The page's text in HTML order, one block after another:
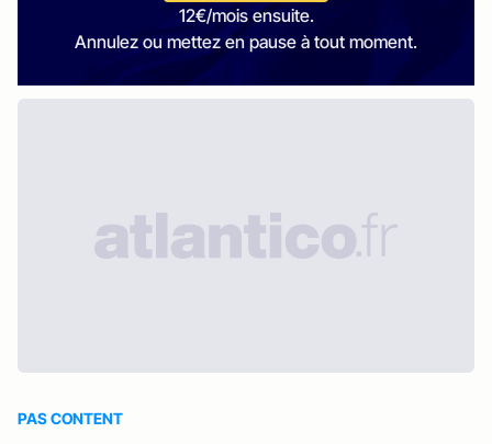
12€/mois ensuite.
Annulez ou mettez en pause à tout moment.
PAS CONTENT